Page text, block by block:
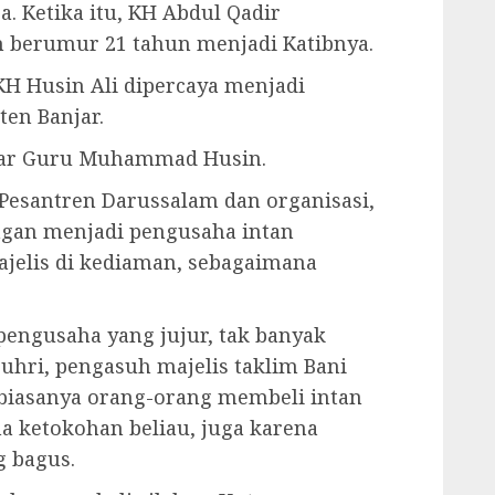
Ketika itu, KH Abdul Qadir
21 tahun menjadi Katibnya.
Husin Ali dipercaya menjadi
Banjar.
Guru Muhammad Husin.
Darussalam dan organisasi,
menjadi pengusaha intan
di kediaman, sebagaimana
yang jujur, tak banyak
pengasuh majelis taklim Bani
orang-orang membeli intan
ketokohan beliau, juga karena
bagus.